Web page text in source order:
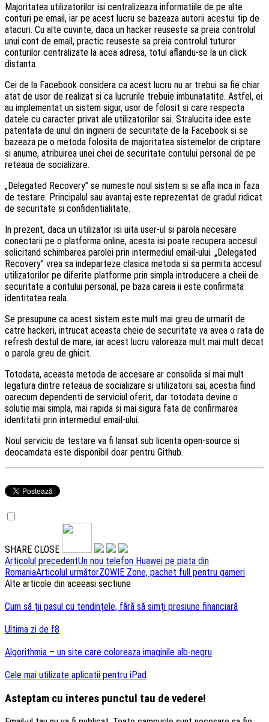
Majoritatea utilizatorilor isi centralizeaza informatiile de pe alte
conturi pe email, iar pe acest lucru se bazeaza autorii acestui tip de
atacuri. Cu alte cuvinte, daca un hacker reuseste sa preia controlul
unui cont de email, practic reuseste sa preia controlul tuturor
conturilor centralizate la acea adresa, totul aflandu-se la un click
distanta.
Cei de la Facebook considera ca acest lucru nu ar trebui sa fie chiar
atat de usor de realizat si ca lucrurile trebuie imbunatatite. Astfel, ei
au implementat un sistem sigur, usor de folosit si care respecta
datele cu caracter privat ale utilizatorilor sai. Stralucita idee este
patentata de unul din inginerii de securitate de la Facebook si se
bazeaza pe o metoda folosita de majoritatea sistemelor de criptare
si anume, atribuirea unei chei de securitate contului personal de pe
reteaua de socializare.
„Delegated Recovery” se numeste noul sistem si se afla inca in faza
de testare. Principalul sau avantaj este reprezentat de gradul ridicat
de securitate si confidentialitate.
In prezent, daca un utilizator isi uita user-ul si parola necesare
conectarii pe o platforma online, acesta isi poate recupera accesul
solicitand schimbarea parolei prin intermediul email-ului. „Delegated
Recovery” vrea sa indeparteze clasica metoda si sa permita accesul
utilizatorilor pe diferite platforme prin simpla introducere a cheii de
securitate a contului personal, pe baza careia ii este confirmata
identitatea reala.
Se presupune ca acest sistem este mult mai greu de urmarit de
catre hackeri, intrucat aceasta cheie de securitate va avea o rata de
refresh destul de mare, iar acest lucru valoreaza mult mai mult decat
o parola greu de ghicit.
Totodata, aceasta metoda de accesare ar consolida si mai mult
legatura dintre reteaua de socializare si utilizatorii sai, acestia fiind
oarecum dependenti de serviciul oferit, dar totodata devine o
solutie mai simpla, mai rapida si mai sigura fata de confirmarea
identitatii prin intermediul email-ului.
Noul serviciu de testare va fi lansat sub licenta open-source si
deocamdata este disponibil doar pentru Github.
SHARE CLOSE
Navigare
articole
Articolul precedentUn nou telefon Huawei pe piata din
RomaniaArticolul următorZOWIE Zone, pachet full pentru gameri
Alte articole din aceeasi sectiune
Cum să ții pasul cu tendințele, fără să simți presiune financiară
Ultima zi de f8
Algorithmia – un site care coloreaza imaginile alb-negru
Cele mai utilizate aplicatii pentru iPad
Asteptam cu interes punctul tau de vedere!